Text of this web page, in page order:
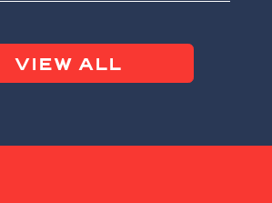
VIEW ALL